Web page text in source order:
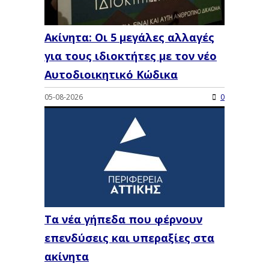
Ακίνητα: Οι 5 μεγάλες αλλαγές
για τους ιδιοκτήτες με τον νέο
Αυτοδιοικητικό Κώδικα
05-08-2026 0
Τα νέα γήπεδα που φέρνουν
επενδύσεις και υπεραξίες στα
ακίνητα